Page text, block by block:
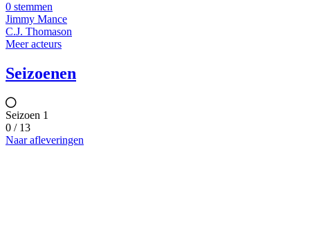
0 stemmen
Jimmy Mance
C.J. Thomason
Meer acteurs
Seizoenen
Seizoen 1
0 / 13
Naar afleveringen